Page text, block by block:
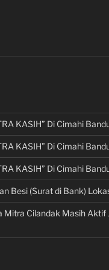
KASIH” Di Cimahi
KASIH” Di Cimahi
KASIH” Di Cimahi
Besi (Surat di Bank)
Mitra Cilandak Masih Aktif